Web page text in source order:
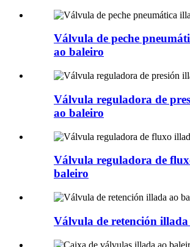
Válvula de peche
ao baleiro
Válvula reguladora de
ao baleiro
Válvula reguladora de
baleiro
Válvula de retención